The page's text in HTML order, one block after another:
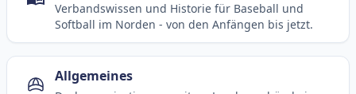
Verbandswissen und Historie für Baseball und
Softball im Norden - von den Anfängen bis jetzt.
Allgemeines